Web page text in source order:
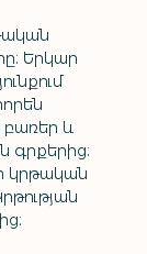
Երկար
բառեր և
գրքերից:
կրթական